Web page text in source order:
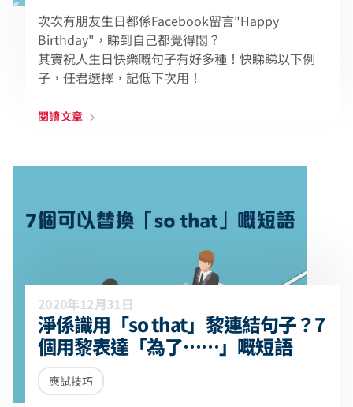
次次有朋友生日都係Facebook留言"Happy
Birthday"，睇到自己都覺得悶？
其實祝人生日快樂嘅句子有好多種！快睇睇以下例
子，任君選擇，記低下次用！
閱讀文章
2020年12月31日
淨係識用「so that」黎連結句子？7
個用黎表達「為了⋯⋯」嘅短語
應試技巧